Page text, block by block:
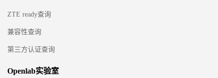
ZTE ready查询
兼容性查询
第三方认证查询
Openlab实验室